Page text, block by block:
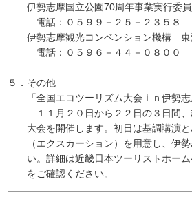
伊勢志摩国立公園70周年事業実行委
電話：０５９９－２５－２３５８
伊勢志摩観光コンベンション機構
電話：０５９６－４４－０８００
５．その他
「全国エコツーリズム大会ｉｎ伊
１１月２０日から２２日の３日間、志
大会を開催します。初日は基調講演と
（エクスカーション）を用意し、伊勢
い。詳細は近畿日本ツーリストホーム
をご確認ください。